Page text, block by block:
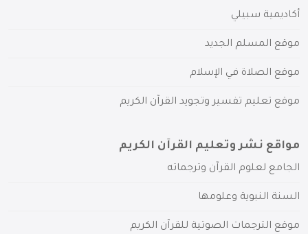
أكاديمية سبيلي
موقع المسلم الجديد
موقع الصلاة في الإسلام
موقع تعليم تفسير وتجويد القرآن الكريم
مواقع نشر وتعليم القرآن الكريم
الجامع لعلوم القرآن وترجماته
السنة النبوية وعلومها
موقع الترجمات الصوتية للقرآن الكريم